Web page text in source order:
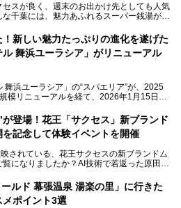
セスが良く、週末のお出かけ先としても人気
千葉には、魅力あふれるスーパー銭湯がた
かりととのいたい」「海が見える絶景で非日
」「子連れでも気兼ねなく1日過ごした
ーズに応える施設が揃っているため、その日
施設がきっと見つかるはずです。
、24時間営業で深夜まで滞在できる施設
・コワーキングスペースを備えた仕事もでき
おり、ただの入浴施設にとどまらない進化を
スーパー銭湯から絶景施設、コワーキング
スペースが充実した施設、子連れファミリー
、目的に合わせたおすすめの施設を紹介しま
新しい魅力たっぷりの進化を遂げた
ル 舞浜ユーラシア」がリニューアル
舞浜ユーラシア」の“スパエリア”が、2025
模リニューアルを経て、2026年1月15日
まれ変わった浴場・サウナの魅力を、人気キ
ラシわん」と一緒にご紹介します。必見の
HOTEL舞浜ユーラシア【PR】
が登場！花王「サクセス」新ブランド
を記念して体験イベントを開催
されている、花王サクセスの新ブランドム
になりましたか？AI技術で若返った原田泰
です。公開を記念して、スパメッツァおおた
て体験イベントを開催。花王サクセスの製品
チャンスです！
ールド 幕張温泉 湯楽の里」に行きた
メポイント3選